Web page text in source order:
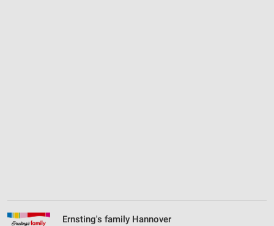
Ernsting's family Hannover